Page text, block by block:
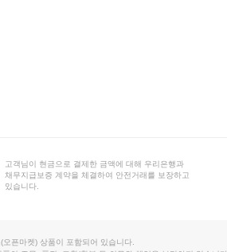
고객님이 현금으로 결제한 금액에 대해 우리은행과
채무지급보증 계약을 체결하여 안전거래를 보장하고
있습니다.
픈마켓) 상품이 포함되어 있습니다.